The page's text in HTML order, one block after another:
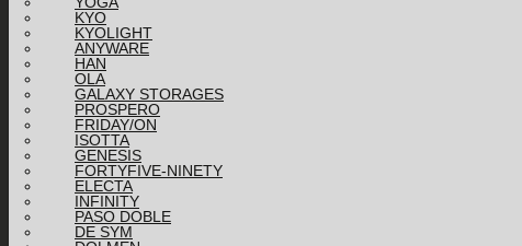
KYO
KYOLIGHT
ANYWARE
HAN
OLA
GALAXY STORAGES
PROSPERO
FRIDAY/ON
ISOTTA
GENESIS
FORTYFIVE-NINETY
ELECTA
INFINITY
PASO DOBLE
DE SYM